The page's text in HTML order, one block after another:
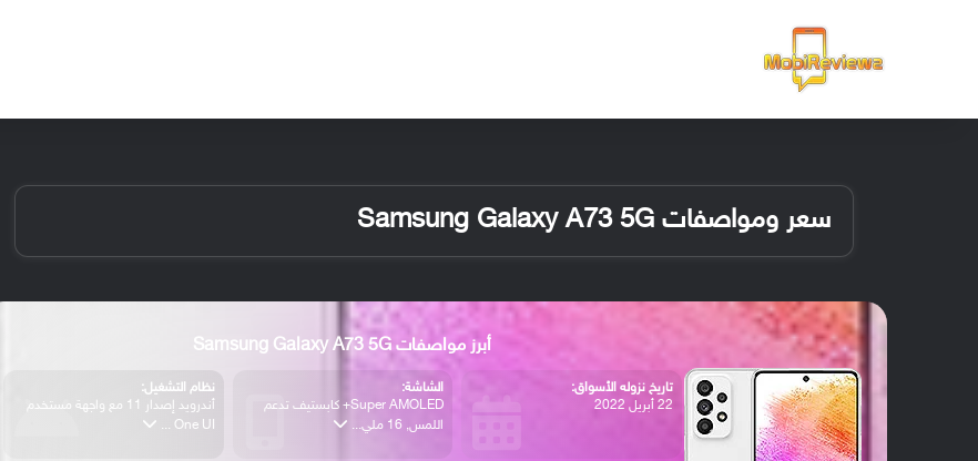
سعر ومواصفات Samsung Galaxy A73 5G
أبرز مواصفات Samsung Galaxy A73 5G
تاريخ نزوله الأسواق:
22 أبريل 2022
الشاشة:
Super AMOLED+ كابستيف تدعم
اللمس, 16 ملي...
نظام التشغيل:
أندرويد إصدار 11 مع واجهة مستخدم
One UI ...